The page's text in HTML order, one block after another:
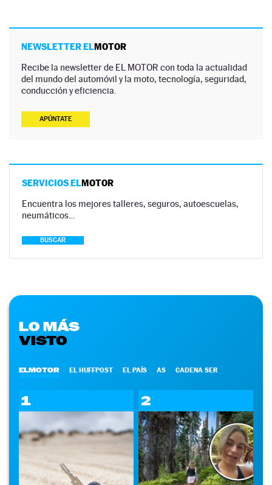
NEWSLETTER ELMOTOR
Recibe la newsletter de EL MOTOR con toda la actualidad
del mundo del automóvil y la moto, tecnología, seguridad,
conducción y eficiencia.
APÚNTATE
SERVICIOS ELMOTOR
Encuentra los mejores talleres, seguros, autoescuelas,
neumáticos…
BUSCAR
LO MÁS
VISTO
ELMOTOR EL HUFFPOST EL PAÍS AS CADENA SER
1 2